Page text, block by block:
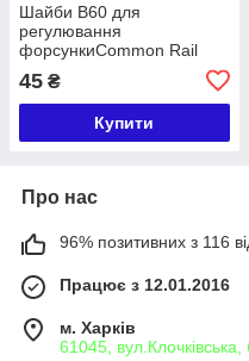
Шайби B60 для
регулювання
форсункиCommon Rail
45 ₴
Купити
Про нас
96% позитивних з 116
Працює з 12.01.2016
м. Харків
61045,